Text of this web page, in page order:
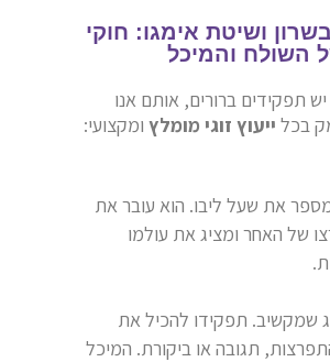
בשרון ושיטת אימגו: חוקי
השולח והמיכל
יש תפקידים ברורים, אותם אנו
בכל ייעוץ זוגי מומלץומקצועי:
את שעל ליבו. הוא עובר את
של האחר ומציג את עולמו
שמקשיב. תפקידו להכיל את
תגובה או ביקורת. המיכל